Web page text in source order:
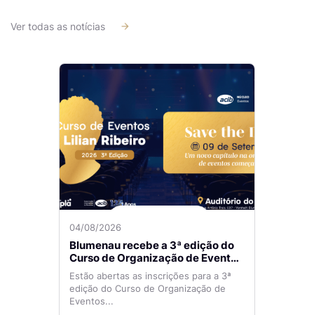
Ver todas as notícias
04/08/2026
Blumenau recebe a 3ª edição do
Curso de Organização de Eventos
Lilian Ribeiro
Estão abertas as inscrições para a 3ª
edição do Curso de Organização de
Eventos...